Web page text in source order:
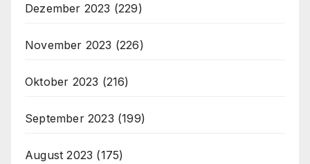
Dezember 2023 (229)
November 2023 (226)
Oktober 2023 (216)
September 2023 (199)
August 2023 (175)